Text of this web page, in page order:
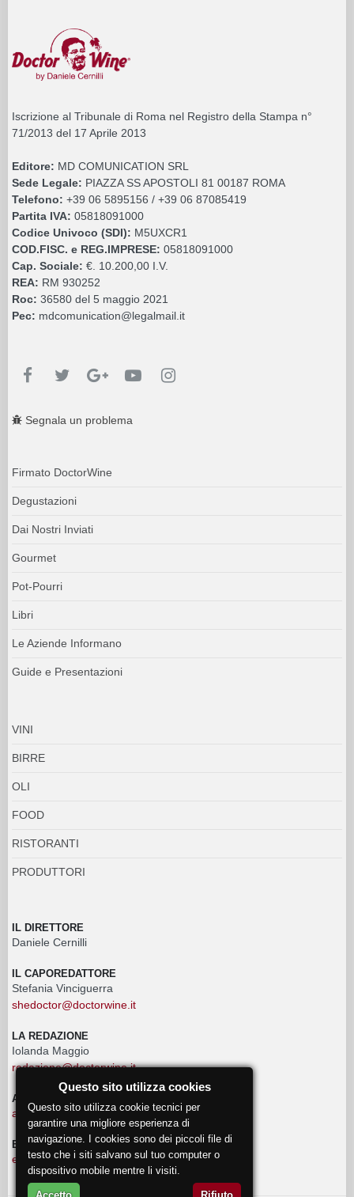
Iscrizione al Tribunale di Roma nel Registro della Stampa n°
71/2013 del 17 Aprile 2013
Editore: MD COMUNICATION SRL
Sede Legale: PIAZZA SS APOSTOLI 81 00187 ROMA
Telefono: +39 06 5895156 / +39 06 87085419
Partita IVA: 05818091000
Codice Univoco (SDI): M5UXCR1
COD.FISC. e REG.IMPRESE: 05818091000
Cap. Sociale: €. 10.200,00 I.V.
REA: RM 930252
Roc: 36580 del 5 maggio 2021
Pec: mdcomunication@legalmail.it
Segnala un problema
Firmato DoctorWine
Degustazioni
Dai Nostri Inviati
Gourmet
Pot-Pourri
Libri
Le Aziende Informano
Guide e Presentazioni
VINI
BIRRE
OLI
FOOD
RISTORANTI
PRODUTTORI
IL DIRETTORE
Daniele Cernilli
IL CAPOREDATTORE
Stefania Vinciguerra
shedoctor@doctorwine.it
LA REDAZIONE
Iolanda Maggio
redazione@doctorwine.it
ADVERTISING
advertising@doctorwine.it
EVENTI
eventi@doctorwine.it
Questo sito utilizza cookies
Questo sito utilizza cookie tecnici per
garantire una migliore esperienza di
navigazione. I cookies sono dei piccoli file di
testo che i siti salvano sul tuo computer o
dispositivo mobile mentre li visiti.